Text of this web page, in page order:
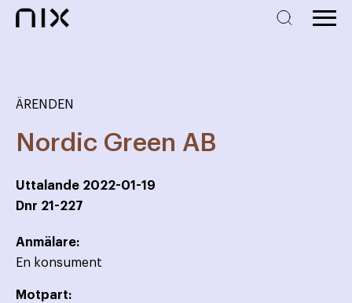
ÄRENDEN
Nordic Green AB
Uttalande 2022-01-19
Dnr 21-227
Anmälare:
En konsument
Motpart: